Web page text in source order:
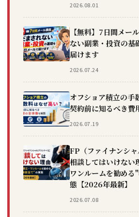
2026.08.01
【無料】7日間メー
ない副業・投資の基
届けます
2026.07.24
オフショア積立の手
契約前に知るべき費
2026.07.19
FP（ファイナンシ
相談してはいけない
ワンルームを勧め
態【2026年最新】
2026.07.08